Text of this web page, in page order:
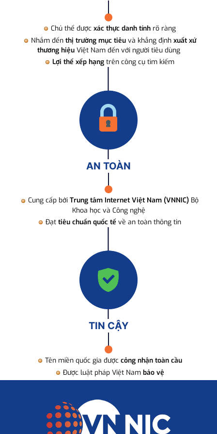
Chủ thể được xác thực danh tính rõ ràng
Nhắm đến thị trường mục tiêuvà khẳng định xuất xứ
thương hiệuViệt Nam đến với người tiêu dùng
Lợi thế xếp hạng trên công cụ tìm kiếm
AN TOÀN
Cung cấp bởi Trung tâm Internet Việt Nam (VNNIC) Bộ
Khoa học và Công nghệ
Đạt tiêu chuẩn quốc tế về an toàn thông tin
TIN CẬY
Tên miền quốc gia được công nhận toàn cầu
Được luật pháp Việt Nam bảo vệ